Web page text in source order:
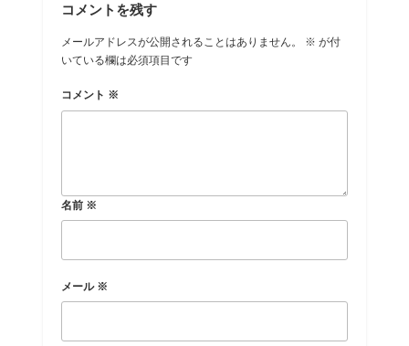
コメントを残す
メールアドレスが公開されることはありません。 ※ が付
いている欄は必須項目です
コメント ※
名前 ※
メール ※